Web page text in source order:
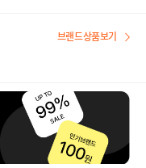
브랜드상품보기